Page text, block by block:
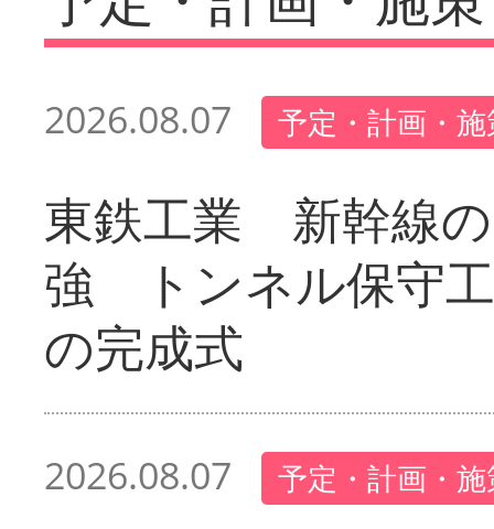
2026.08.07 予定・計画・
東鉄工業 新幹線
強 トンネル保守
の完成式
2026.08.07 予定・計画・